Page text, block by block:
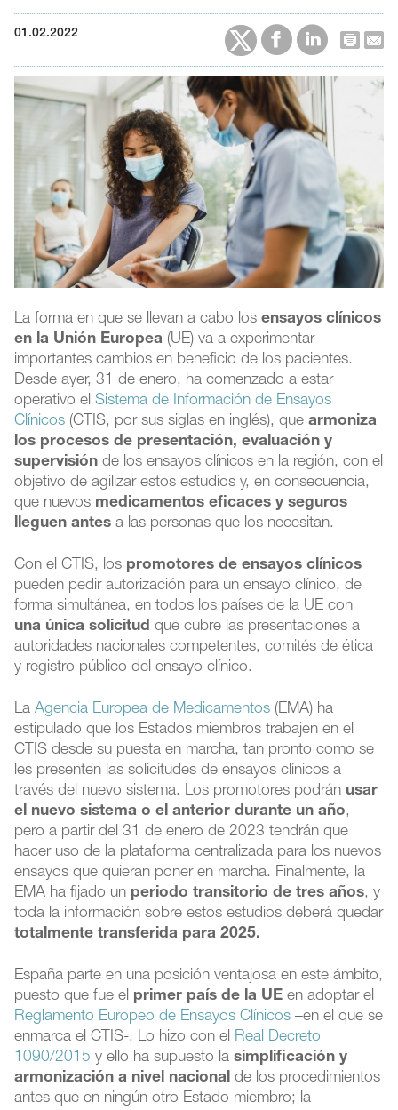
01.02.2022
La forma en que se llevan a cabo los ensayos clínicos
en la Unión Europea (UE) va a experimentar
importantes cambios en beneficio de los pacientes.
Desde ayer, 31 de enero, ha comenzado a estar
operativo elSistema de Información de Ensayos
Clínicos (CTIS, por sus siglas en inglés), quearmoniza
los procesos de presentación, evaluación y
supervisión de los ensayos clínicos en la región, con el
objetivo de agilizar estos estudios y, en consecuencia,
que nuevos medicamentos eficaces y seguros
lleguen antes a las personas que los necesitan.
Con el CTIS, los promotores de ensayos clínicos
pueden pedir autorización para un ensayo clínico, de
forma simultánea, en todos los países de la UE con
una única solicitud que cubre las presentaciones a
autoridades nacionales competentes, comités de ética
y registro público del ensayo clínico.
LaAgencia Europea de Medicamentos (EMA) ha
estipulado que los Estados miembros trabajen en el
CTIS desde su puesta en marcha, tan pronto como se
les presenten las solicitudes de ensayos clínicos a
través del nuevo sistema. Los promotores podrán usar
el nuevo sistema o el anterior durante un año,
pero a partir del 31 de enero de 2023 tendrán que
hacer uso de la plataforma centralizada para los nuevos
ensayos que quieran poner en marcha. Finalmente, la
EMA ha fijado un periodo transitorio de tres años, y
toda la información sobre estos estudios deberá quedar
totalmente transferida para 2025.
España parte en una posición ventajosa en este ámbito,
puesto que fue el primer país de la UE en adoptar el
Reglamento Europeo de Ensayos Clínicos –en el que se
enmarca el CTIS-. Lo hizo con el Real Decreto
1090/2015 y ello ha supuesto la simplificación y
armonización a nivel nacional de los procedimientos
antes que en ningún otro Estado miembro; la